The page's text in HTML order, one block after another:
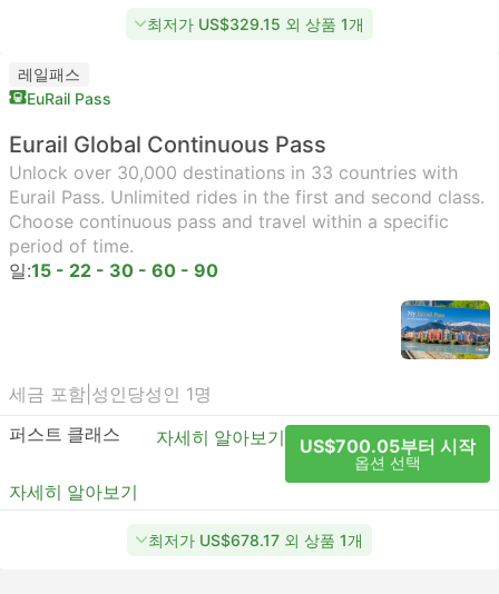
최저가 US$329.15 외 상품 1개
레일패스
EuRail Pass
Eurail Global Continuous Pass
Unlock over 30,000 destinations in 33 countries with
Eurail Pass. Unlimited rides in the first and second class.
Choose continuous pass and travel within a specific
period of time.
일:15 - 22 - 30 - 60 - 90
세금 포함 성인당성인 1명
퍼스트 클래스
자세히 알아보기 US$700.05부터 시작
옵션 선택
자세히 알아보기
최저가 US$678.17 외 상품 1개